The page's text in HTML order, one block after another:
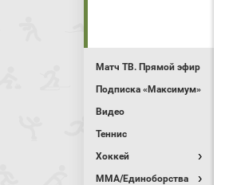
Матч ТВ. Прямой эфир
Подписка «Максимум»
Видео
Теннис
Хоккей
MMA/Единоборства